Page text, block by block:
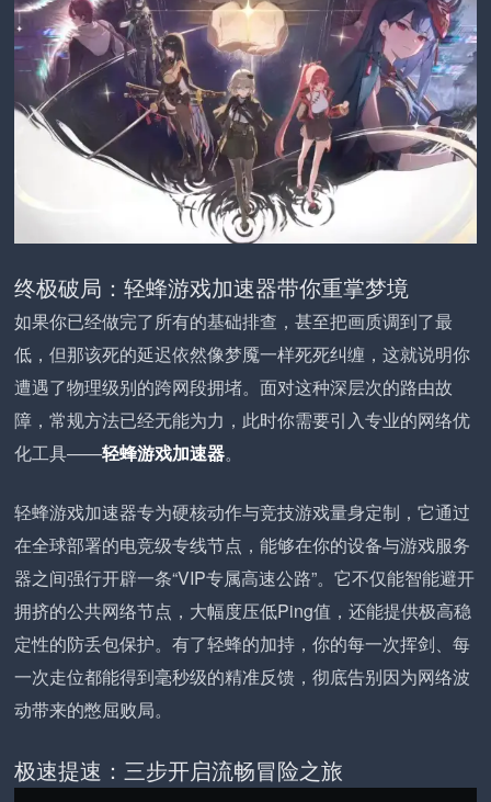
终极破局：轻蜂游戏加速器带你重掌梦境
如果你已经做完了所有的基础排查，甚至把画质调到了最
低，但那该死的延迟依然像梦魇一样死死纠缠，这就说明你
遭遇了物理级别的跨网段拥堵。面对这种深层次的路由故
障，常规方法已经无能为力，此时你需要引入专业的网络优
化工具——轻蜂游戏加速器。
轻蜂游戏加速器专为硬核动作与竞技游戏量身定制，它通过
在全球部署的电竞级专线节点，能够在你的设备与游戏服务
器之间强行开辟一条“VIP专属高速公路”。它不仅能智能避开
拥挤的公共网络节点，大幅度压低Ping值，还能提供极高稳
定性的防丢包保护。有了轻蜂的加持，你的每一次挥剑、每
一次走位都能得到毫秒级的精准反馈，彻底告别因为网络波
动带来的憋屈败局。
极速提速：三步开启流畅冒险之旅